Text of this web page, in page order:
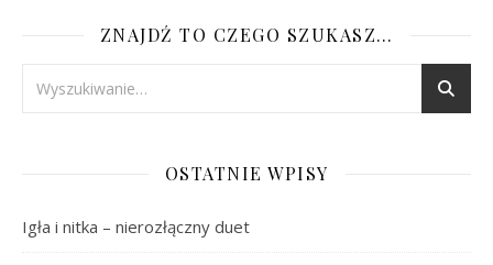
ZNAJDŹ TO CZEGO SZUKASZ…
OSTATNIE WPISY
Igła i nitka – nierozłączny duet